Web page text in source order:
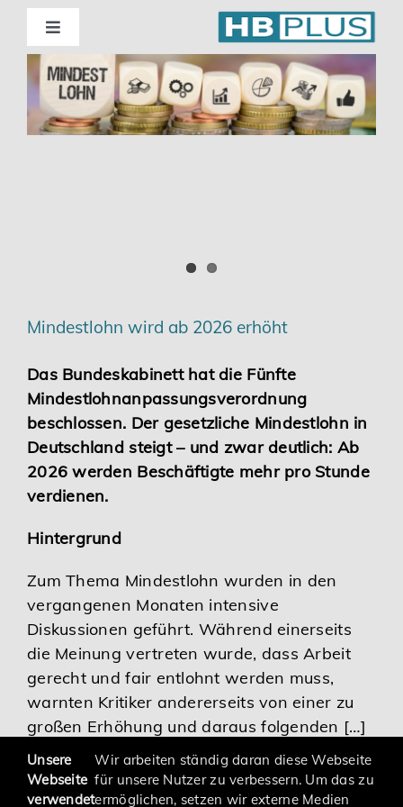
Skip
content
Toggle
Navigation
Standorte
Beratung
Digitalisierung | Steuerberatung
Karriere
Services
Mindestlohn wird ab 2026 erhöht
Das Bundeskabinett hat die Fünfte
Mindestlohnanpassungsverordnung
beschlossen. Der gesetzliche Mindestlohn in
Deutschland steigt – und zwar deutlich: Ab
2026 werden Beschäftigte mehr pro Stunde
verdienen.
Hintergrund
Zum Thema Mindestlohn wurden in den
vergangenen Monaten intensive
Diskussionen geführt. Während einerseits
die Meinung vertreten wurde, dass Arbeit
gerecht und fair entlohnt werden muss,
warnten Kritiker andererseits von einer zu
großen Erhöhung und daraus folgenden […]
Unsere
Webseite
verwendet
Wir arbeiten ständig daran diese Webseite
für unsere Nutzer zu verbessern. Um das zu
ermöglichen, setzen wir externe Medien